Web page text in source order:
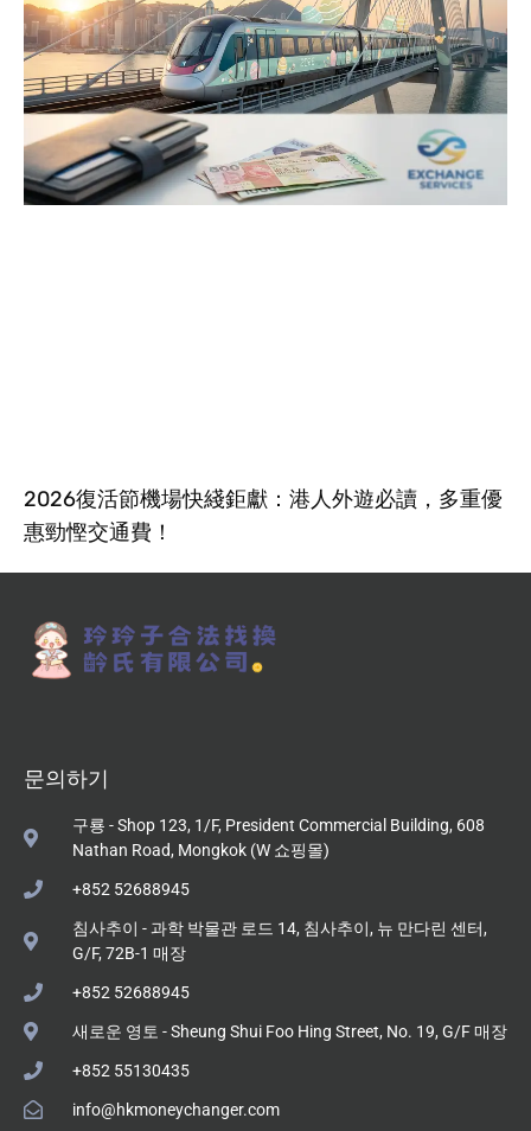
2026復活節機場快綫鉅獻：港人外遊必讀，多重優
惠勁慳交通費！
문의하기
구룡 - Shop 123, 1/F, President Commercial Building, 608
Nathan Road, Mongkok (W 쇼핑몰)
+852 52688945
침사추이 - 과학 박물관 로드 14, 침사추이, 뉴 만다린 센터,
G/F, 72B-1 매장
+852 52688945
새로운 영토 - Sheung Shui Foo Hing Street, No. 19, G/F 매장
+852 55130435
info@hkmoneychanger.com